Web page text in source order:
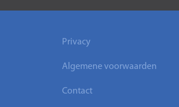
Privacy
Algemene voorwaarden
Contact